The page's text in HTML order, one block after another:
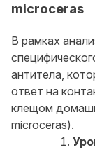
microceras
В рамках
антитела,
ответ на
клещом
microceras).